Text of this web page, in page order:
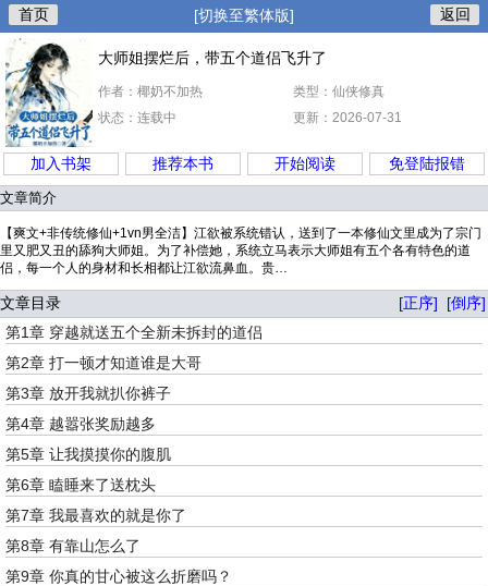
首页 [切换至繁体版] 返回
大师姐摆烂后，带五个道侣飞升了
作者：椰奶不加热
类型：仙侠修真
状态：连载中
更新：2026-07-31
加入书架 推荐本书 开始阅读 免登陆报错
文章简介
【爽文+非传统修仙+1vn男全洁】江欲被系统错认，送到了一本修仙文里成为了宗门
里又肥又丑的舔狗大师姐。为了补偿她，系统立马表示大师姐有五个各有特色的道
侣，每一个人的身材和长相都让江欲流鼻血。贵…
文章目录 [正序]
[倒序]
第1章 穿越就送五个全新未拆封的道侣
第2章 打一顿才知道谁是大哥
第3章 放开我就扒你裤子
第4章 越嚣张奖励越多
第5章 让我摸摸你的腹肌
第6章 瞌睡来了送枕头
第7章 我最喜欢的就是你了
第8章 有靠山怎么了
第9章 你真的甘心被这么折磨吗？